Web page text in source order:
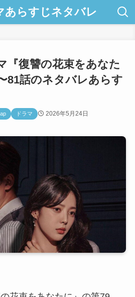
あらすじネタバレ
『復讐の花束をあなた
81話のネタバレあらす
ドラマ 2026年5月24日